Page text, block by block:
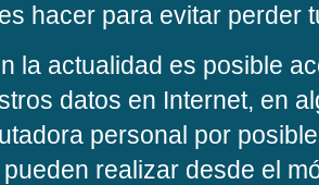
hacer para evitar perder
la actualidad es posible
datos en Internet, en
personal por
realizar desde el